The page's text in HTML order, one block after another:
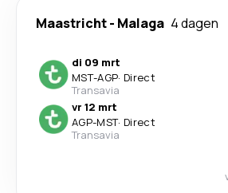
Maastricht- Malaga 4 dagen
di 09 mrt
MST-AGP· Direct
Transavia
vr 12 mrt
AGP-MST· Direct
Transavia